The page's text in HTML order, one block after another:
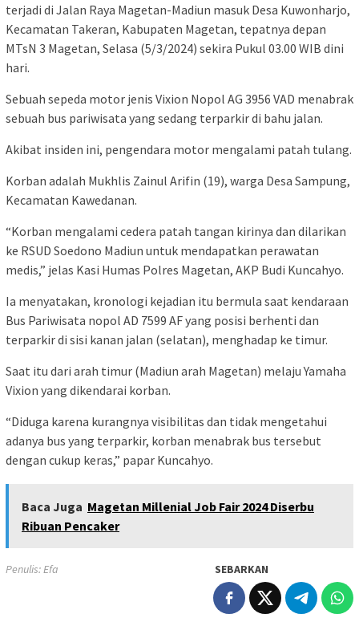
terjadi di Jalan Raya Magetan-Madiun masuk Desa Kuwonharjo,
Kecamatan Takeran, Kabupaten Magetan, tepatnya depan
MTsN 3 Magetan, Selasa (5/3/2024) sekira Pukul 03.00 WIB dini
hari.
Sebuah sepeda motor jenis Vixion Nopol AG 3956 VAD menabrak
sebuah bus pariwisata yang sedang terparkir di bahu jalan.
Akibat insiden ini, pengendara motor mengalami patah tulang.
Korban adalah Mukhlis Zainul Arifin (19), warga Desa Sampung,
Kecamatan Kawedanan.
“Korban mengalami cedera patah tangan kirinya dan dilarikan
ke RSUD Soedono Madiun untuk mendapatkan perawatan
medis,” jelas Kasi Humas Polres Magetan, AKP Budi Kuncahyo.
Ia menyatakan, kronologi kejadian itu bermula saat kendaraan
Bus Pariwisata nopol AD 7599 AF yang posisi berhenti dan
terparkir di sisi kanan jalan (selatan), menghadap ke timur.
Saat itu dari arah timur (Madiun arah Magetan) melaju Yamaha
Vixion yang dikendarai korban.
“Diduga karena kurangnya visibilitas dan tidak mengetahui
adanya bus yang terparkir, korban menabrak bus tersebut
dengan cukup keras,” papar Kuncahyo.
Baca Juga Magetan Millenial Job Fair 2024 Diserbu
Ribuan Pencaker
Penulis: Efa SEBARKAN